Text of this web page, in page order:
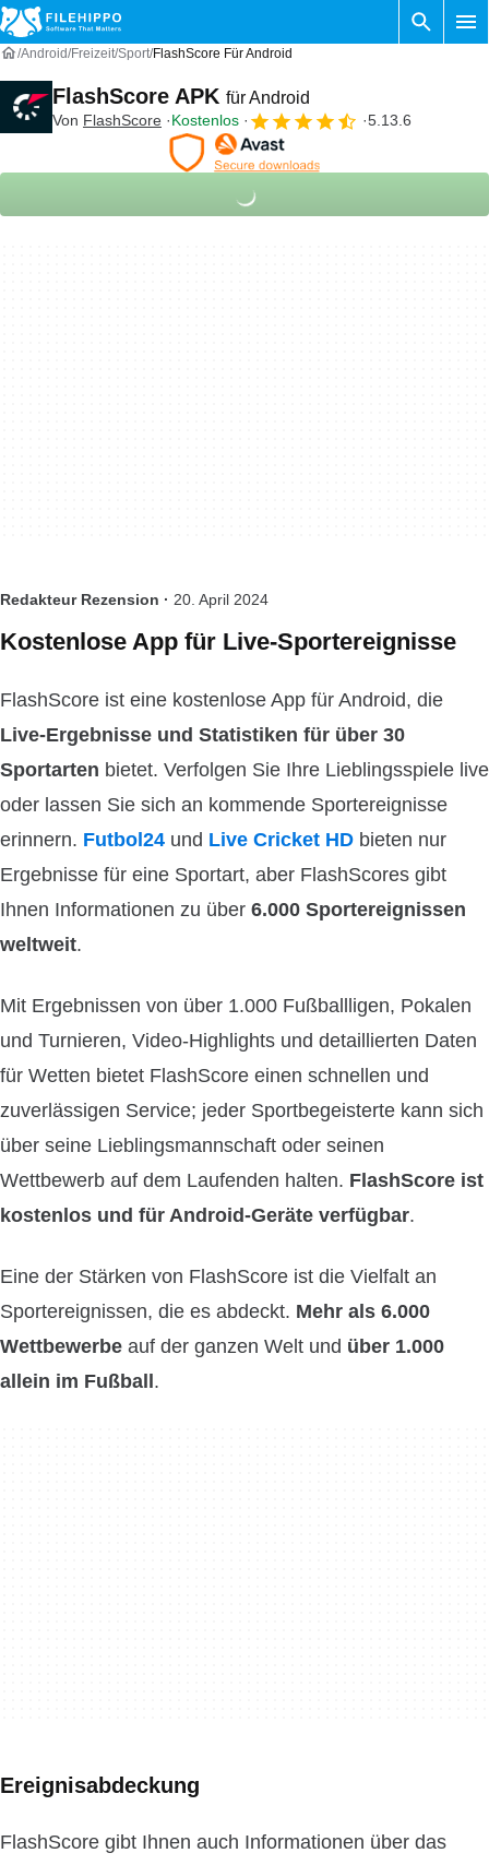
Android Freizeit Sport FlashScore Für Android
FlashScore APK für Android
Von FlashScore Kostenlos 5.13.6
Redakteur Rezension · 20. April 2024
Kostenlose App für Live-Sportereignisse
FlashScore ist eine kostenlose App für Android, die
Live-Ergebnisse und Statistiken für über 30
Sportarten bietet. Verfolgen Sie Ihre Lieblingsspiele live
oder lassen Sie sich an kommende Sportereignisse
erinnern. Futbol24 und Live Cricket HD bieten nur
Ergebnisse für eine Sportart, aber FlashScores gibt
Ihnen Informationen zu über 6.000 Sportereignissen
weltweit.
Mit Ergebnissen von über 1.000 Fußballligen, Pokalen
und Turnieren, Video-Highlights und detaillierten Daten
für Wetten bietet FlashScore einen schnellen und
zuverlässigen Service; jeder Sportbegeisterte kann sich
über seine Lieblingsmannschaft oder seinen
Wettbewerb auf dem Laufenden halten. FlashScore ist
kostenlos und für Android-Geräte verfügbar.
Eine der Stärken von FlashScore ist die Vielfalt an
Sportereignissen, die es abdeckt. Mehr als 6.000
Wettbewerbe auf der ganzen Welt und über 1.000
allein im Fußball .
Ereignisabdeckung
FlashScore gibt Ihnen auch Informationen über das